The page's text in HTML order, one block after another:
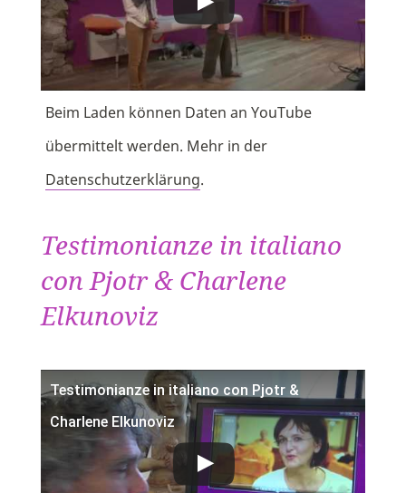
Beim Laden können Daten an YouTube
übermittelt werden. Mehr in der
Datenschutzerklärung.
Testimonianze in italiano
con Pjotr & Charlene
Elkunoviz
Testimonianze in italiano con Pjotr &
Charlene Elkunoviz